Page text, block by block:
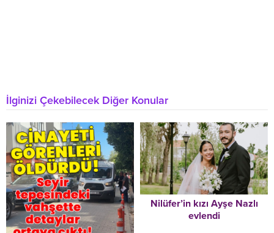
İlginizi Çekebilecek Diğer Konular
Nilüfer’in kızı Ayşe Nazlı
evlendi